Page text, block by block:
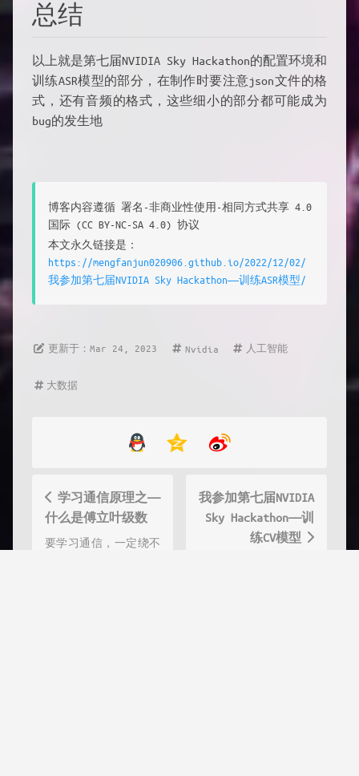
总结
以上就是第七届NVIDIA Sky Hackathon的配置环境和
训练ASR模型的部分，在制作时要注意json文件的格
式，还有音频的格式，这些细小的部分都可能成为
bug的发生地
博客内容遵循 署名-非商业性使用-相同方式共享 4.0
国际 (CC BY-NC-SA 4.0) 协议
本文永久链接是：
https://mengfanjun020906.github.io/2022/12/02/
我参加第七届NVIDIA Sky Hackathon——训练ASR模型/
更新于：Mar 24, 2023 Nvidia 人工智能
大数据
学习通信原理之——
什么是傅立叶级数
要学习通信，一定绕不
我参加第七届NVIDIA
Sky Hackathon——训
练CV模型